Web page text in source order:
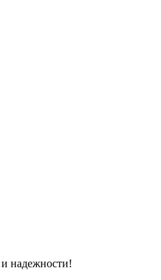
надежности!